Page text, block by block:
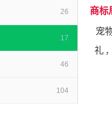
26
17
46
104
商标
宠
礼 ，